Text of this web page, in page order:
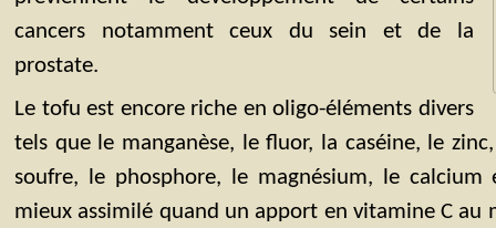
cancers notamment ceux du sein et de la
prostate.
Le tofu est encore riche en oligo-éléments divers
tels que le manganèse, le fluor, la caséine, le
soufre, le phosphore, le magnésium, le
mieux assimilé quand un apport en vitamine C au